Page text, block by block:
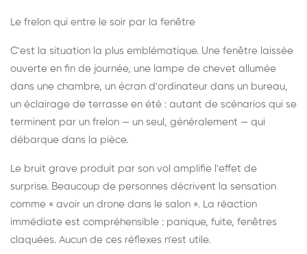
Le frelon qui entre le soir par la fenêtre
C'est la situation la plus emblématique. Une fenêtre laissée
ouverte en fin de journée, une lampe de chevet allumée
dans une chambre, un écran d'ordinateur dans un bureau,
un éclairage de terrasse en été : autant de scénarios qui se
terminent par un frelon — un seul, généralement — qui
débarque dans la pièce.
Le bruit grave produit par son vol amplifie l'effet de
surprise. Beaucoup de personnes décrivent la sensation
comme « avoir un drone dans le salon ». La réaction
immédiate est compréhensible : panique, fuite, fenêtres
claquées. Aucun de ces réflexes n'est utile.